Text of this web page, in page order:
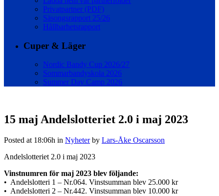
Privatpartner (PDF)
Säsongsrapport 25/26
Hållbarhetsrapport
Cuper & Läger
Nordic Bandy Cup 2026/27
Sommarbandyskola 2026
Summer Day Camp 2026
15 maj Andelslotteriet 2.0 i maj 2023
Posted at 18:06h in Nyheter by Lars-Åke Oscarsson
Andelslotteriet 2.0 i maj 2023
Vinstnumren för maj 2023 blev följande:
• Andelslotteri 1 – Nr.064. Vinstsumman blev 25.000 kr
• Andelslotteri 2 – Nr.442. Vinstsumman blev 10.000 kr